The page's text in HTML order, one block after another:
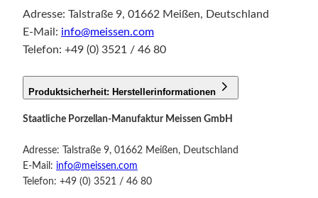
Adresse: Talstraße 9, 01662 Meißen, Deutschland
E-Mail: info@meissen.com
Telefon: +49 (0) 3521 / 46 80
Produktsicherheit: Herstellerinformationen
Staatliche Porzellan-Manufaktur Meissen GmbH
Adresse: Talstraße 9, 01662 Meißen, Deutschland
E-Mail: info@meissen.com
Telefon: +49 (0) 3521 / 46 80